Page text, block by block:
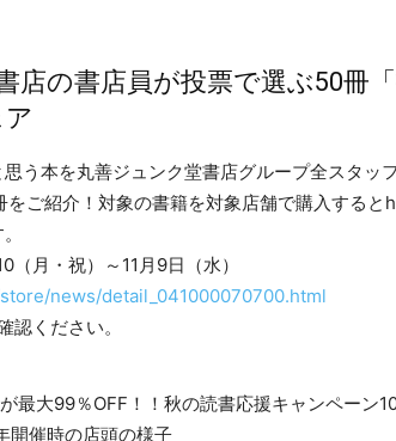
店の書店員が投票で選ぶ50冊
う本を丸善ジュンク堂書店グループ全スタッ
ご紹介！対象の書籍を対象店舗で購入すると
月・祝）～11月9日（水）
news/detail_041000070700.html
認ください。